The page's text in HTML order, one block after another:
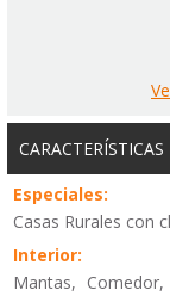
Especiales:
Casas Rurales con
Interior:
Mantas,